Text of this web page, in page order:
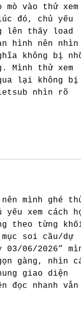
mò vào thử xem
đó, chủ yếu
lên thấy load
hình nên nhìn
không bị
Mình thử xem
lại không bị
nhìn rõ
mình ghé
xem cách
theo từng
soi cầu/dự
03/06/2026”
gàng, nhìn
giao diện
đọc nhanh vẫn